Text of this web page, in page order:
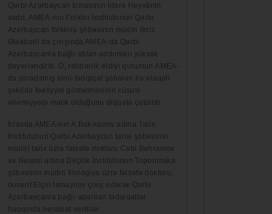
Qərbi Azərbaycan İcmasının İdarə Heyətinin
sədri, AMEA-nın Folklor İnstitutunun Qərbi
Azərbaycan folkloru şöbəsinin müdiri Əziz
Ələkbərli də çıxışında AMEA-da Qərbi
Azərbaycanla bağlı atılan addımları yüksək
dəyərləndirib. O, rəhbərlik etdiyi qurumun AMEA-
da yaradılmış elmi-tədqiqat şöbələri ilə əlaqəli
şəkildə fəaliyyət göstərməsinin xüsusi
əhəmiyyətə malik olduğunu diqqətə çatdırıb.
İclasda AMEA-nın A.Bakıxanov adına Tarix
İnstitutunun Qərbi Azərbaycan tarixi şöbəsinin
müdiri tarix üzrə fəlsəfə doktoru Cəbi Bəhramov
və Nəsimi adına Dilçilik İnstitutunun Toponimika
şöbəsinin müdiri filologiya üzrə fəlsəfə doktoru,
dosent Elçin İsmayılov çıxış edərək Qərbi
Azərbaycanla bağlı aparılan tədqiqatlar
haqqında hesabat veriblər.